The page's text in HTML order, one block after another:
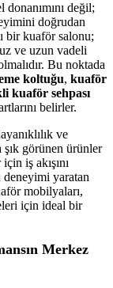
değil;
doğrudan
bir kuaför salonu;
ve uzun vadeli
Bu noktada
koltuğu, kuaför
kuaför sehpası
belirler.
ve
şık görünen ürünler
iş akışını
deneyimi yaratan
mobilyaları,
için ideal bir
Merkez